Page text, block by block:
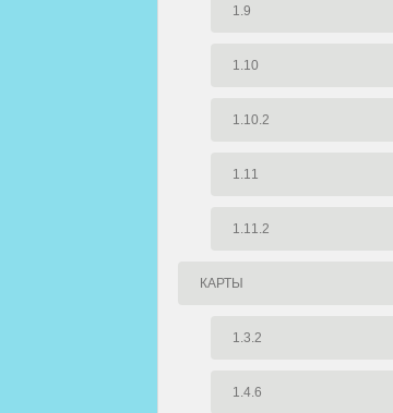
1.9
1.10
1.10.2
1.11
1.11.2
КАРТЫ
1.3.2
1.4.6